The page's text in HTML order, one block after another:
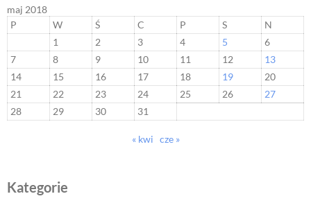
maj 2018
P
W Ś C P S
N
1
2 3 4 5
6
7
8 9 10 11 12
13
14
15 16 17 18 19
20
21
22 23 24 25 26
27
28
29 30 31
« kwi cze »
Kategorie